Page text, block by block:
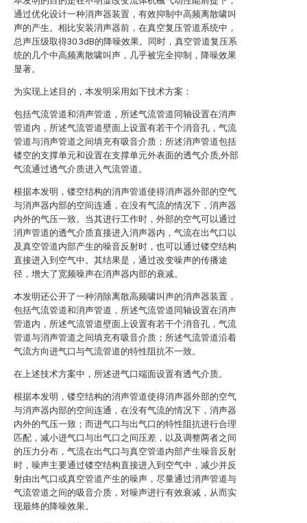
通过优化设计一种消声器装置，有效抑制中高频离散啸叫
声的产生。相比安装消声器前，在真空复压管道系统中，
总声压级取得30.3dB的降噪效果。同时，真空管道复压系
统的几个中高频离散啸叫声，几乎被完全抑制，降噪效果
显著。
为实现上述目的，本发明采用如下技术方案：
包括气流管道和消声管道，所述气流管道同轴设置在消声
管道内，所述气流管道壁面上设置有若干个消音孔，气流
管道与消声管道之间填充有吸音介质；所述消声管道包括
镂空的支撑单元和设置在支撑单元外表面的透气介质,外部
气流通过透气介质进入气流管道。
根据本发明，镂空结构的消声管道使得消声器外部的空气
与消声器内部的空间连通，在没有气流的情况下，消声器
内外的气压一致。当其进行工作时，外部的空气可以通过
消声管道的透气介质直接进入消声器内，气流在出气口以
及真空管道内部产生的噪音反射时，也可以通过镂空结构
直接进入到空气中。其结果是，通过改变噪声的传播途
径，增大了宽频噪声在消声器内部的衰减。
本发明还公开了一种消除离散高频啸叫声的消声器装置，
包括气流管道和消声管道，所述气流管道同轴设置在消声
管道内，所述气流管道壁面上设置有若干个消音孔，气流
管道与消声管道之间填充有吸音介质；所述气流管道沿着
气流方向进气口与气流管道的特性阻抗不一致。
在上述技术方案中，所述进气口端面设置有透气介质。
根据本发明，镂空结构的消声管道使得消声器外部的空气
与消声器内部的空间连通，在没有气流的情况下，消声器
内外的气压一致；而进气口与出气口的特性阻抗进行合理
匹配，减小进气口与出气口之间压差，以及调整两者之间
的压力分布，气流在出气口与真空管道内部产生噪音反射
时，噪声主要通过镂空结构直接进入到空气中，减少并反
射由出气口或真空管道产生的噪声，尽量通过消声管道与
气流管道之间的吸音介质，对噪声进行有效衰减，从而实
现最终的降噪效果。